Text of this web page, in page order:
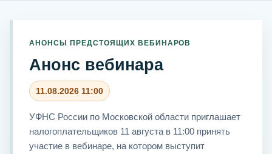
АНОНСЫ ПРЕДСТОЯЩИХ ВЕБИНАРОВ
Анонс вебинара
11.08.2026 11:00
УФНС России по Московской области приглашает
налогоплательщиков 11 августа в 11:00 принять
участие в вебинаре, на котором выступит